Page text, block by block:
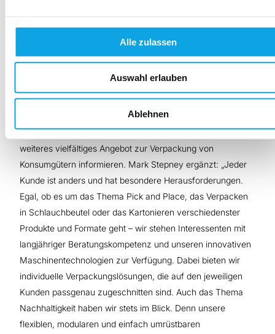
Alle zulassen
Auswahl erlauben
Ablehnen
Verpackungsmaschinen für
verschiedene Konsumgüter
Neben der Live-Vorführung des Cobots können sich
interessierte Messebesucher darüber hinaus bei den
Schubert-Experten auf der Automation UK auch über ihr
weiteres vielfältiges Angebot zur Verpackung von
Konsumgütern informieren. Mark Stepney ergänzt: „Jeder
Kunde ist anders und hat besondere Herausforderungen.
Egal, ob es um das Thema Pick and Place, das Verpacken
in Schlauchbeutel oder das Kartonieren verschiedenster
Produkte und Formate geht – wir stehen Interessenten mit
langjähriger Beratungskompetenz und unseren innovativen
Maschinentechnologien zur Verfügung. Dabei bieten wir
individuelle Verpackungslösungen, die auf den jeweiligen
Kunden passgenau zugeschnitten sind. Auch das Thema
Nachhaltigkeit haben wir stets im Blick. Denn unsere
flexiblen, modularen und einfach umrüstbaren